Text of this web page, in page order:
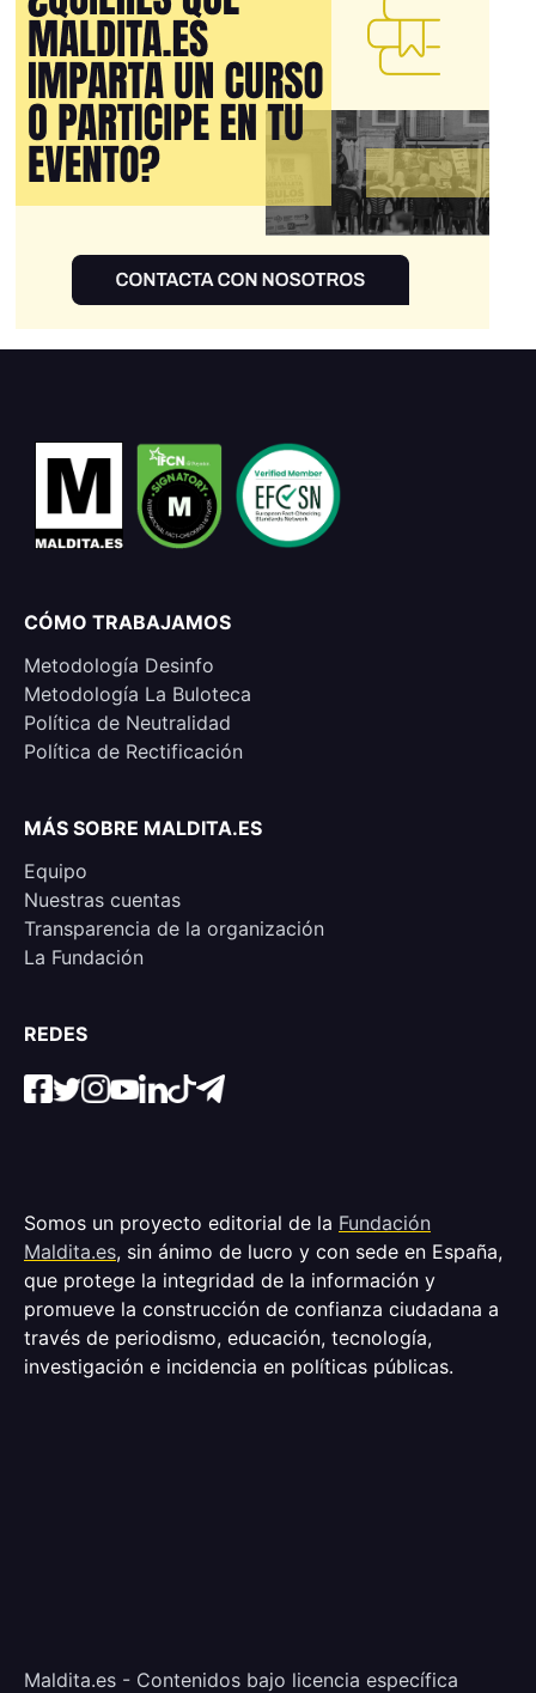
CÓMO TRABAJAMOS
Metodología Desinfo
Metodología La Buloteca
Política de Neutralidad
Política de Rectificación
MÁS SOBRE MALDITA.ES
Equipo
Nuestras cuentas
Transparencia de la organización
La Fundación
REDES
Somos un proyecto editorial de la Fundación
Maldita.es, sin ánimo de lucro y con sede en España,
que protege la integridad de la información y
promueve la construcción de confianza ciudadana a
través de periodismo, educación, tecnología,
investigación e incidencia en políticas públicas.
Maldita.es - Contenidos bajo licencia específica